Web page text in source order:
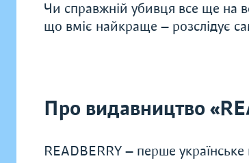
Чи справжній убивця все ще на
що вміє найкраще — розслідує
Про видавництво
READBERRY — перше